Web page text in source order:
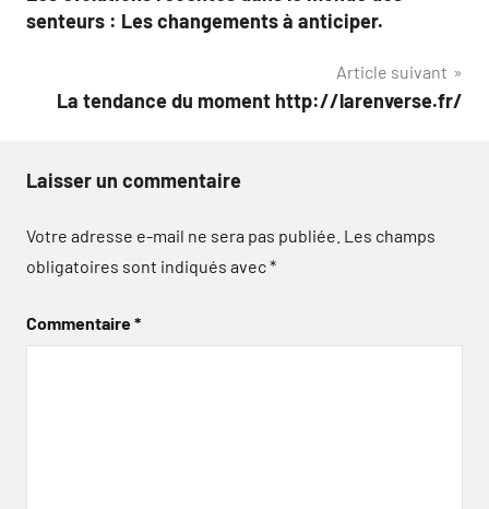
de
senteurs : Les changements à anticiper.
Article suivant
La tendance du moment http://larenverse.fr/
Laisser un commentaire
Votre adresse e-mail ne sera pas publiée. Les champs
obligatoires sont indiqués avec*
Commentaire*